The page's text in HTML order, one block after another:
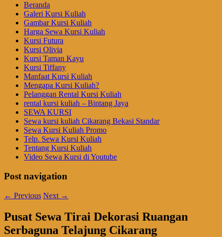
Beranda
Galeri Kursi Kuliah
Gambar Kursi Kuliah
Harga Sewa Kursi Kuliah
Kursi Futura
Kursi Olivia
Kursi Taman Kayu
Kursi Tiffany
Manfaat Kursi Kuliah
Mengapa Kursi Kuliah?
Pelanggan Rental Kursi Kuliah
rental kursi kuliah – Bintang Jaya
SEWA KURSI
Sewa kursi kuliah Cikarang Bekasi Standar
Sewa Kursi Kuliah Promo
Telp. Sewa Kursi Kuliah
Tentang Kursi Kuliah
Video Sewa Kursi di Youtube
Post navigation
← Previous Next →
Pusat Sewa Tirai Dekorasi Ruangan
Serbaguna Telajung Cikarang